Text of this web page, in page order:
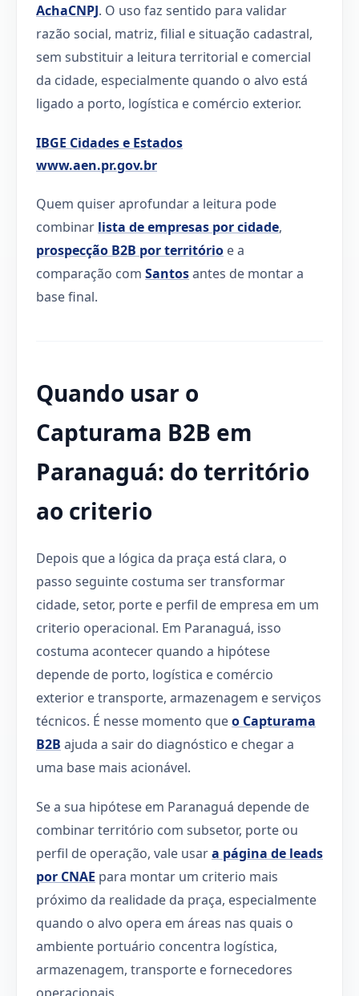
AchaCNPJ. O uso faz sentido para validar
razão social, matriz, filial e situação cadastral,
sem substituir a leitura territorial e comercial
da cidade, especialmente quando o alvo está
ligado a porto, logística e comércio exterior.
IBGE Cidades e Estados
www.aen.pr.gov.br
Quem quiser aprofundar a leitura pode
combinar lista de empresas por cidade,
prospecção B2B por território e a
comparação com Santosantes de montar a
base final.
Quando usar o
Capturama B2B em
Paranaguá: do território
ao criterio
Depois que a lógica da praça está clara, o
passo seguinte costuma ser transformar
cidade, setor, porte e perfil de empresa em um
criterio operacional. Em Paranaguá, isso
costuma acontecer quando a hipótese
depende de porto, logística e comércio
exterior e transporte, armazenagem e serviços
técnicos. É nesse momento queo Capturama
B2B ajuda a sair do diagnóstico e chegar a
uma base mais acionável.
Se a sua hipótese em Paranaguá depende de
combinar território com subsetor, porte ou
perfil de operação, vale usara página de leads
por CNAE para montar um criterio mais
próximo da realidade da praça, especialmente
quando o alvo opera em áreas nas quais o
ambiente portuário concentra logística,
armazenagem, transporte e fornecedores